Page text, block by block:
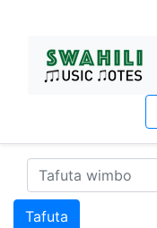
Tafuta